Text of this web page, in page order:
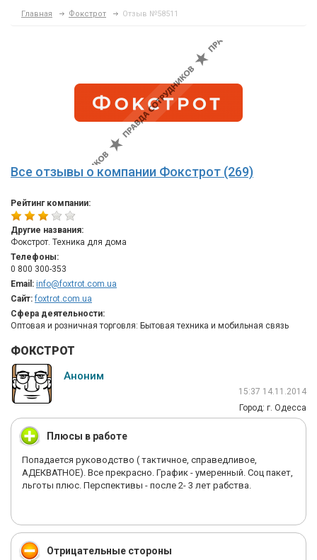
Главная Фокстрот Отзыв №58511
Все отзывы о компании Фокстрот (269)
Рейтинг компании:
Другие названия:
Фокстрот. Техника для дома
Телефоны:
0 800 300-353
Email: info@foxtrot.com.ua
Сайт: foxtrot.com.ua
Сфера деятельности:
Оптовая и розничная торговля: Бытовая техника и мобильная связь
ФОКСТРОТ
Аноним
15:37 14.11.2014
Город: г. Одесса
Плюсы в работе
Попадается руководство ( тактичное, справедливое,
АДЕКВАТНОЕ). Все прекрасно. График - умеренный. Соц пакет,
льготы плюс. Перспективы - после 2- 3 лет рабства.
Отрицательные стороны